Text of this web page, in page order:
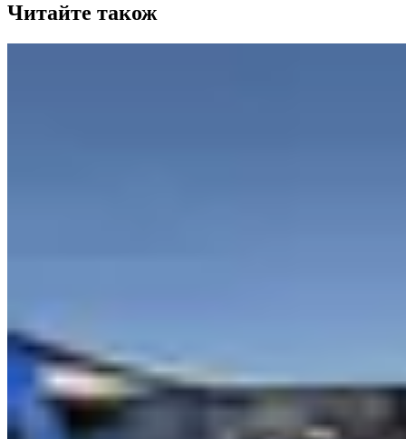
Читайте також